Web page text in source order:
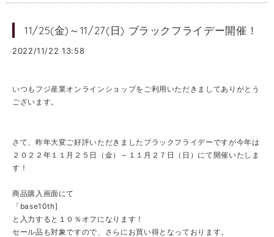
11/25(金)～11/27(日) ブラックフライデー開催！
2022/11/22 13:58
いつもフジ産業オンラインショップをご利用いただきましてありがとう
ございます。
さて、昨年大変ご好評いただきましたブラックフライデーですが今年は
２０２２年１１月２５日（金）～１１月２７日（日）にて開催いたしま
す！
商品購入画面にて
「base10th]
と入力すると１０％オフになります！
セール品も対象ですので、さらにお買い得となっております。